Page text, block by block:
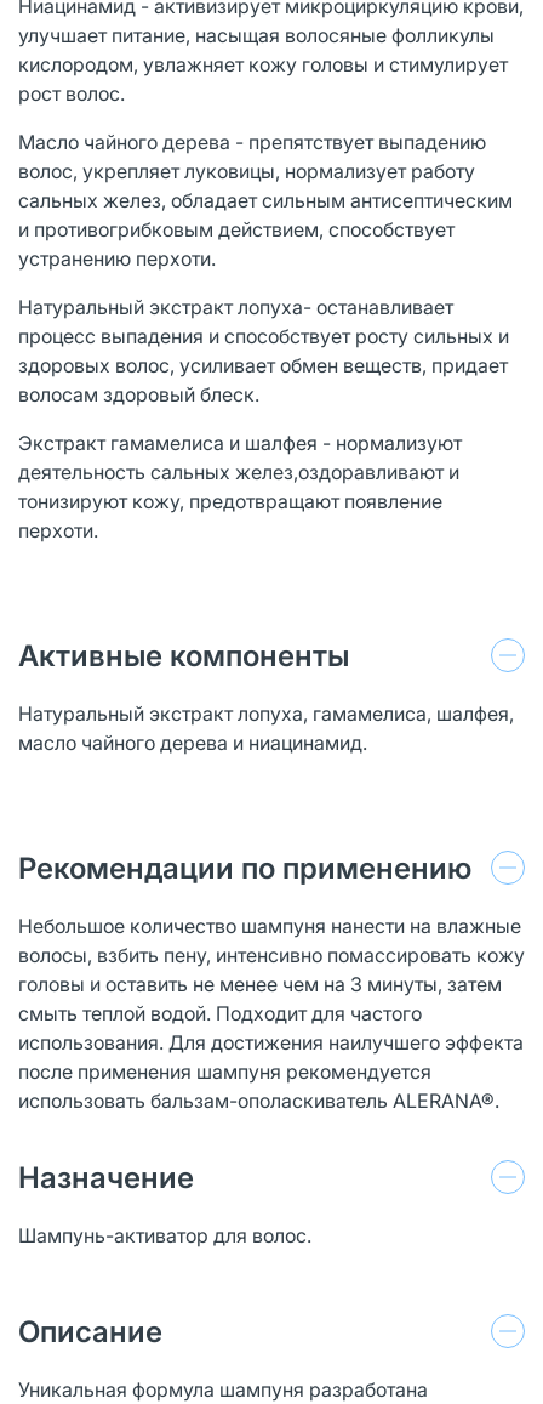
Ниацинамид - активизирует микроциркуляцию крови,
улучшает питание, насыщая волосяные фолликулы
кислородом, увлажняет кожу головы и стимулирует
рост волос.
Масло чайного дерева - препятствует выпадению
волос, укрепляет луковицы, нормализует работу
сальных желез, обладает сильным антисептическим
и противогрибковым действием, способствует
устранению перхоти.
Натуральный экстракт лопуха- останавливает
процесс выпадения и способствует росту сильных и
здоровых волос, усиливает обмен веществ, придает
волосам здоровый блеск.
Экстракт гамамелиса и шалфея - нормализуют
деятельность сальных желез,оздоравливают и
тонизируют кожу, предотвращают появление
перхоти.
Активные компоненты
Натуральный экстракт лопуха, гамамелиса, шалфея,
масло чайного дерева и ниацинамид.
Рекомендации по применению
Небольшое количество шампуня нанести на влажные
волосы, взбить пену, интенсивно помассировать кожу
головы и оставить не менее чем на 3 минуты, затем
смыть теплой водой. Подходит для частого
использования. Для достижения наилучшего эффекта
после применения шампуня рекомендуется
использовать бальзам-ополаскиватель ALERANA®.
Назначение
Шампунь-активатор для волос.
Описание
Уникальная формула шампуня разработана